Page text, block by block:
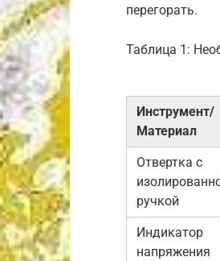
перегорать.
Таблица 1:
Инструмент/
Материал
Отвертка с
ручкой
Индикатор
напряжения